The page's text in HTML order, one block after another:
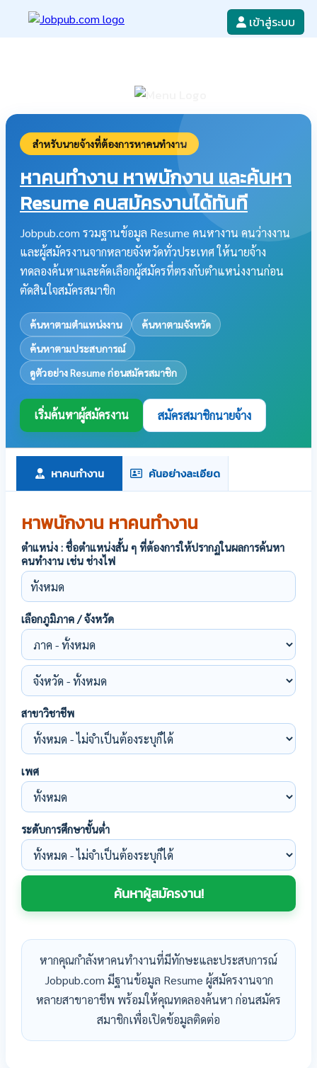
เข้าสู่ระบบ
สำหรับนายจ้างที่ต้องการหาคนทำงาน
หาคนทำงาน หาพนักงาน และค้นหา
Resume คนสมัครงานได้ทันที
Jobpub.com รวมฐานข้อมูล Resume คนหางาน คนว่างงาน
และผู้สมัครงานจากหลายจังหวัดทั่วประเทศ ให้นายจ้าง
ทดลองค้นหาและคัดเลือกผู้สมัครที่ตรงกับตำแหน่งงานก่อน
ตัดสินใจสมัครสมาชิก
ค้นหาตามตำแหน่งงาน
ค้นหาตามจังหวัด
ค้นหาตามประสบการณ์
ดูตัวอย่าง Resume ก่อนสมัครสมาชิก
เริ่มค้นหาผู้สมัครงาน สมัครสมาชิกนายจ้าง
หาคนทำงาน ค้นอย่างละเอียด
หาพนักงาน หาคนทำงาน
ตำแหน่ง : ชื่อตำแหน่งสั้น ๆ ที่ต้องการให้ปรากฏในผลการค้นหา
คนทำงาน เช่น ช่างไฟ
เลือกภูมิภาค / จังหวัด
สาขาวิชาชีพ
เพศ
ระดับการศึกษาขั้นต่ำ
หากคุณกำลังหาคนทำงานที่มีทักษะและประสบการณ์
Jobpub.com มีฐานข้อมูล Resume ผู้สมัครงานจาก
หลายสาขาอาชีพ พร้อมให้คุณทดลองค้นหา ก่อนสมัคร
สมาชิกเพื่อเปิดข้อมูลติดต่อ